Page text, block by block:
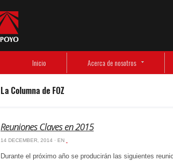
Inicio Acerca de nosotros
La Columna de FOZ
Reuniones Claves en 2015
14 DECEMBER, 2014 · EN
Durante el próximo año se producirán las siguientes